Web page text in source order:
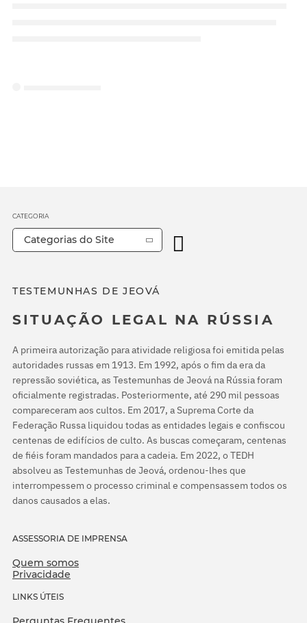
TESTEMUNHAS DE JEOVÁ
SITUAÇÃO LEGAL NA RÚSSIA
A primeira autorização para atividade religiosa foi emitida pelas
autoridades russas em 1913. Em 1992, após o fim da era da
repressão soviética, as Testemunhas de Jeová na Rússia foram
oficialmente registradas. Posteriormente, até 290 mil pessoas
compareceram aos cultos. Em 2017, a Suprema Corte da
Federação Russa liquidou todas as entidades legais e confiscou
centenas de edifícios de culto. As buscas começaram, centenas
de fiéis foram mandados para a cadeia. Em 2022, o TEDH
absolveu as Testemunhas de Jeová, ordenou-lhes que
interrompessem o processo criminal e compensassem todos os
danos causados a elas.
ASSESSORIA DE IMPRENSA
Quem somos
Privacidade
LINKS ÚTEIS
CATEGORIA
Categorias do Site